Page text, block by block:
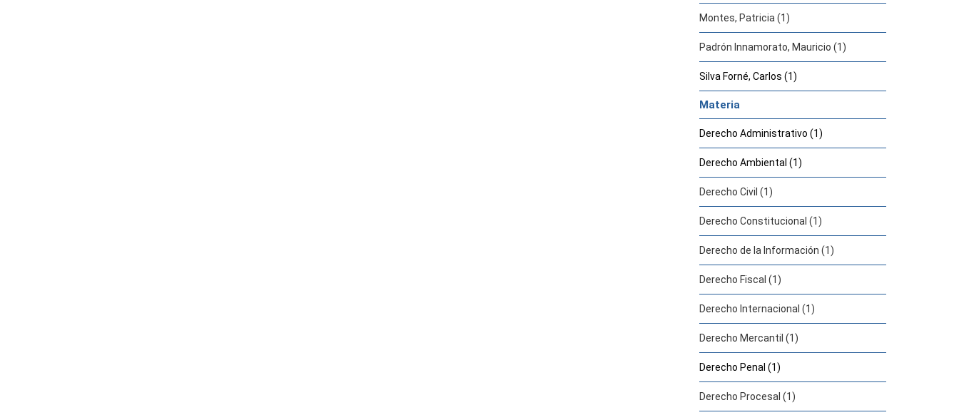
Montes, Patricia (1)
Padrón Innamorato, Mauricio (1)
Silva Forné, Carlos (1)
Materia
Derecho Administrativo (1)
Derecho Ambiental (1)
Derecho Civil (1)
Derecho Constitucional (1)
Derecho de la Información (1)
Derecho Fiscal (1)
Derecho Internacional (1)
Derecho Mercantil (1)
Derecho Penal (1)
Derecho Procesal (1)